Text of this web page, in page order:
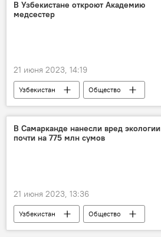
В Узбекистане откроют Академию
медсестер
21 июня 2023, 14:19
Узбекистан
Общество
Образование
Медицина
В Самарканде нанесли вред экологии
почти на 775 млн сумов
21 июня 2023, 13:36
Узбекистан
Общество
Самаркандская область
экология